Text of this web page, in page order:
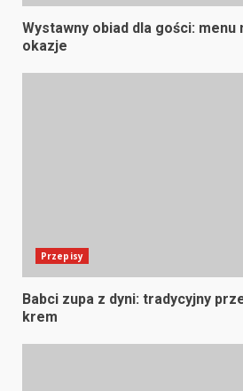
Wystawny obiad dla gości: menu
okazje
Przepisy
Babci zupa z dyni: tradycyjny
krem